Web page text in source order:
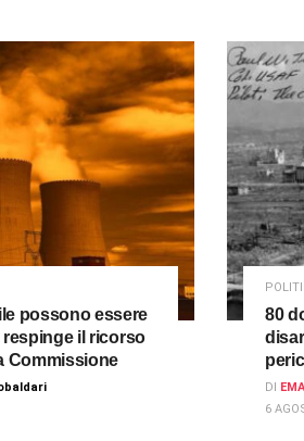
possono essere
respinge il ricorso
Commissione
80
DI
6